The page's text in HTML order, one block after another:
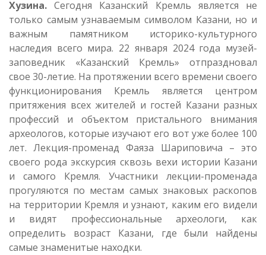
Хузина. Сегодня Казанский Кремль является не
только самым узнаваемым символом Казани, но и
важным памятником историко-культурного
наследия всего мира. 22 января 2024 года музей-
заповедник «Казанский Кремль» отпраздновал
свое 30-летие. На протяжении всего времени своего
функционирования Кремль является центром
притяжения всех жителей и гостей Казани разных
профессий и объектом пристального внимания
археологов, которые изучают его вот уже более 100
лет. Лекция-променад Фаяза Шариповича – это
своего рода экскурсия сквозь вехи истории Казани
и самого Кремля. Участники лекции-променада
прогуляются по местам самых знаковых раскопов
на территории Кремля и узнают, каким его видели
и видят профессиональные археологи, как
определить возраст Казани, где были найдены
самые знаменитые находки.